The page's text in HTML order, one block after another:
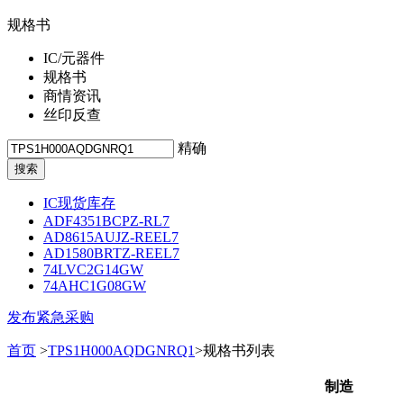
规格书
IC/元器件
规格书
商情资讯
丝印反查
精确
IC现货库存
ADF4351BCPZ-RL7
AD8615AUJZ-REEL7
AD1580BRTZ-REEL7
74LVC2G14GW
74AHC1G08GW
发布紧急采购
首页 >TPS1H000AQDGNRQ1>规格书列表
制造